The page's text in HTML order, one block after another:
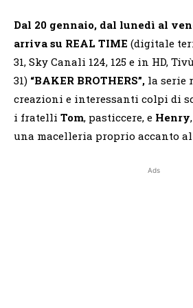
Dal 20 gennaio, dal lunedì al
arriva su REAL TIME (digitale
31, Sky Canali 124, 125 e in HD,
31) “BAKER BROTHERS”, la serie
creazioni e interessanti colpi di
i fratelli Tom, pasticcere, e Henry
una macelleria proprio accanto
Ads